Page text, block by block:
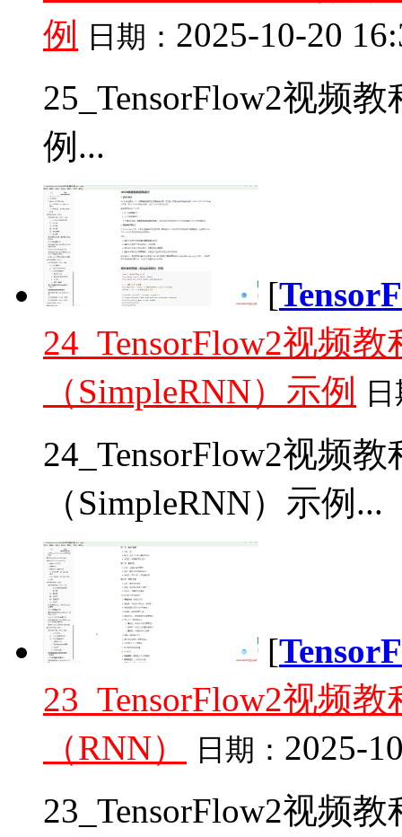
例
日期： 2025-10-20
25_TensorFlow2视频
例...
[
24_TensorFlow2视频
（SimpleRNN）示例
24_TensorFlow2视频
（SimpleRNN）示例...
[
23_TensorFlow2视频
（RNN）
日期： 2025-
23_TensorFlow2视频